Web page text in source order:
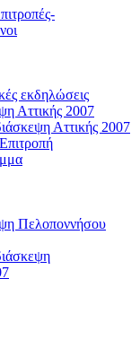
εκδηλώσεις
Αττικής 2007
Αττικής 2007
Πελοποννήσου